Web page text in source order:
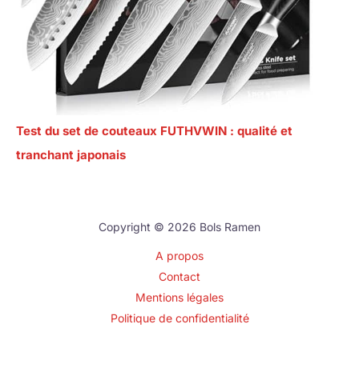
Test du set de couteaux FUTHVWIN : qualité et
tranchant japonais
Copyright © 2026 Bols Ramen
A propos
Contact
Mentions légales
Politique de confidentialité